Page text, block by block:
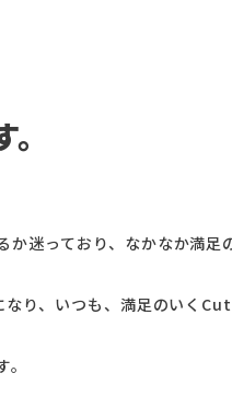
迷っており、なかなか満足
り、いつも、満足のいく